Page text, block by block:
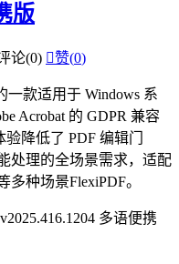
版
论(0) 赞(0)
一款适用于 Windows 系
Acrobat 的 GDPR 兼容
降低了 PDF 编辑门
处理的全场景需求，适配
多种场景FlexiPDF。